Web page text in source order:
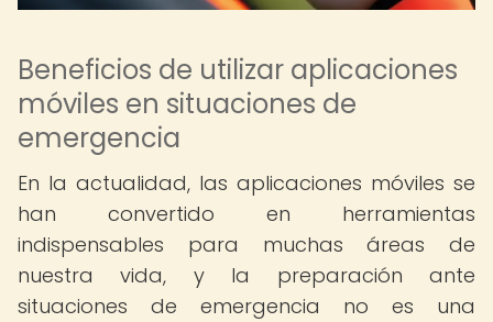
Beneficios de utilizar aplicaciones
móviles en situaciones de
emergencia
En la actualidad, las aplicaciones móviles se
han convertido en herramientas
indispensables para muchas áreas de
nuestra vida, y la preparación ante
situaciones de emergencia no es una